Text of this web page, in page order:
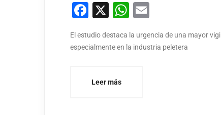
Facebook
X WhatsApp
El estudio destaca la urgencia de una mayor
especialmente en la industria peletera
Leer más